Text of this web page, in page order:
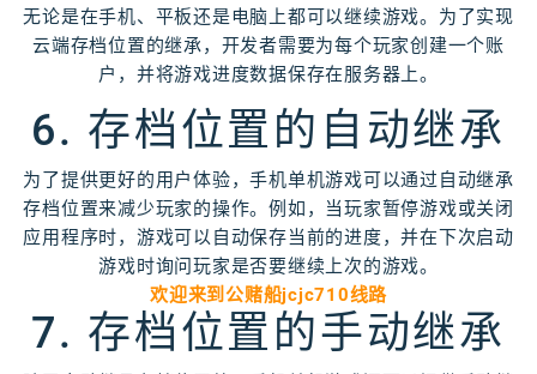
无论是在手机、平板还是电脑上都可以继续游戏。为了实现
云端存档位置的继承，开发者需要为每个玩家创建一个账
户，并将游戏进度数据保存在服务器上。
6. 存档位置的自动继承
为了提供更好的用户体验，手机单机游戏可以通过自动继承
存档位置来减少玩家的操作。例如，当玩家暂停游戏或关闭
应用程序时，游戏可以自动保存当前的进度，并在下次启动
游戏时询问玩家是否要继续上次的游戏。
欢迎来到公赌船jcjc710线路
7. 存档位置的手动继承